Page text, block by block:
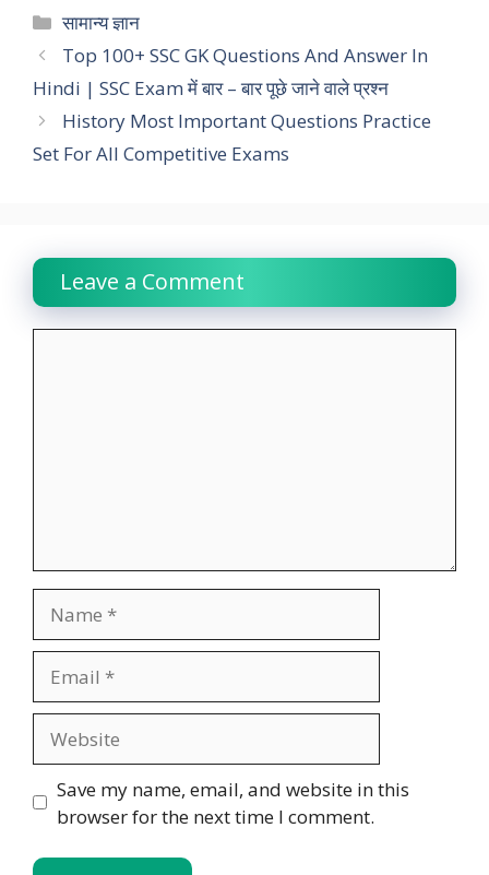
c
e
b
o
o
a
t
s
A
p
t
t
e
r
k
e
d
I
e
g
r
a
y
L
i
r
e
Categories
सामान्य ज्ञान
Top 100+ SSC GK Questions And Answer In
Hindi | SSC Exam में बार – बार पूछे जाने वाले प्रश्न
History Most Important Questions Practice
Set For All Competitive Exams
Leave a Comment
Save my name, email, and website in this
browser for the next time I comment.